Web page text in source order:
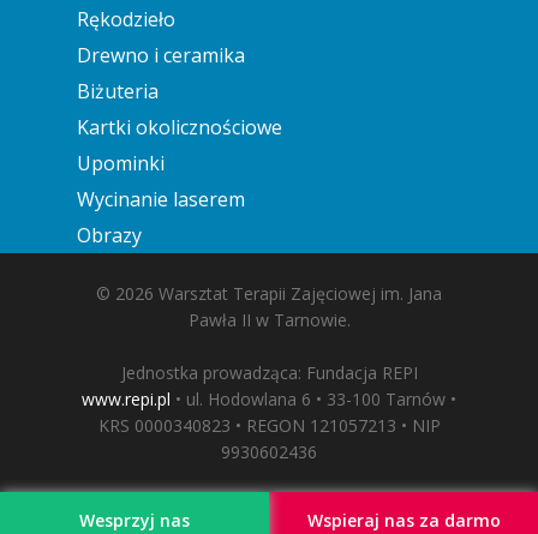
Rękodzieło
Drewno i ceramika
Biżuteria
Kartki okolicznościowe
Upominki
Wycinanie laserem
Obrazy
© 2026 Warsztat Terapii Zajęciowej im. Jana
Pawła II w Tarnowie.
Jednostka prowadząca: Fundacja REPI
www.repi.pl • ul. Hodowlana 6 • 33-100 Tarnów •
KRS 0000340823 • REGON 121057213 • NIP
9930602436
Wspieraj nas za darmo
Wesprzyj nas